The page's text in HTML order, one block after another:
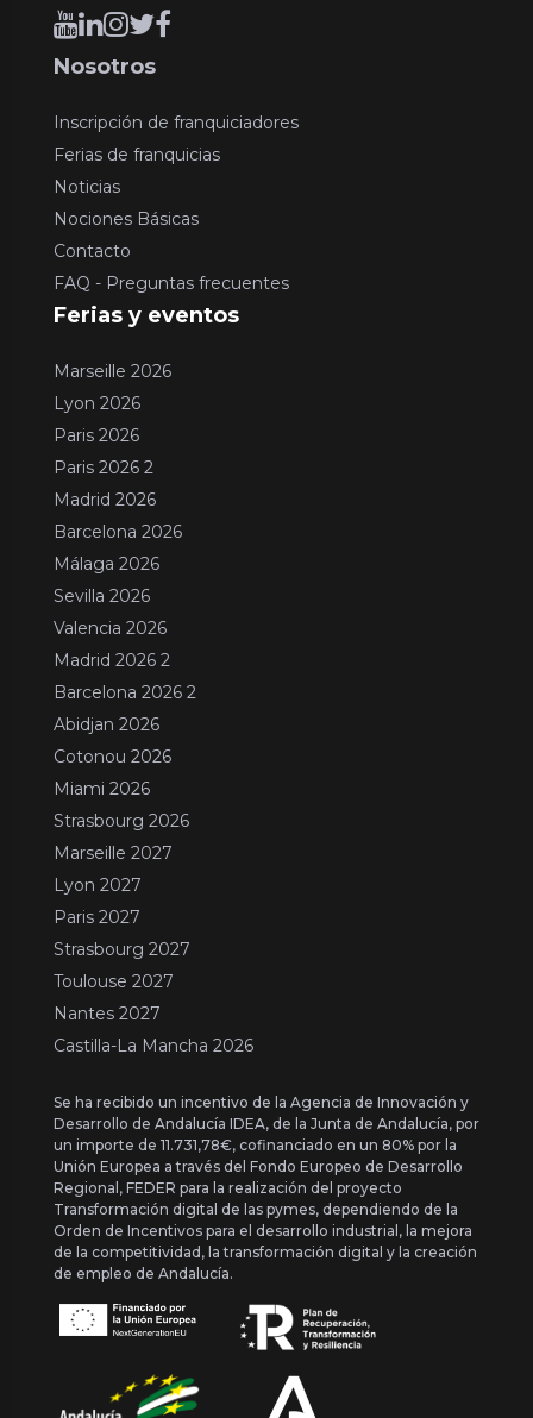
Nosotros
Inscripción de franquiciadores
Ferias de franquicias
Noticias
Nociones Básicas
Contacto
FAQ - Preguntas frecuentes
Ferias y eventos
Marseille 2026
Lyon 2026
Paris 2026
Paris 2026 2
Madrid 2026
Barcelona 2026
Málaga 2026
Sevilla 2026
Valencia 2026
Madrid 2026 2
Barcelona 2026 2
Abidjan 2026
Cotonou 2026
Miami 2026
Strasbourg 2026
Marseille 2027
Lyon 2027
Paris 2027
Strasbourg 2027
Toulouse 2027
Nantes 2027
Castilla-La Mancha 2026
Se ha recibido un incentivo de la Agencia de Innovación y
Desarrollo de Andalucía IDEA, de la Junta de Andalucía, por
un importe de 11.731,78€, cofinanciado en un 80% por la
Unión Europea a través del Fondo Europeo de Desarrollo
Regional, FEDER para la realización del proyecto
Transformación digital de las pymes, dependiendo de la
Orden de Incentivos para el desarrollo industrial, la mejora
de la competitividad, la transformación digital y la creación
de empleo de Andalucía.